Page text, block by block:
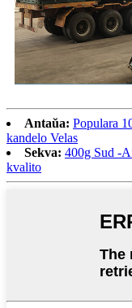
Antaŭa: Populara
kandelo Velas
Sekva: 400g Sud -
kvalito